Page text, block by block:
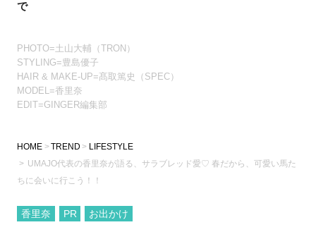
で
PHOTO=土山大輔（TRON）
STYLING=豊島優子
HAIR & MAKE-UP=髙取篤史（SPEC）
MODEL=香里奈
EDIT=GINGER編集部
HOME TREND
LIFESTYLE
UMAJO代表の香里奈が語る、サラブレッド愛♡ 春だから、可愛い馬た
ちに会いに行こう！！
香里奈 PR お出かけ